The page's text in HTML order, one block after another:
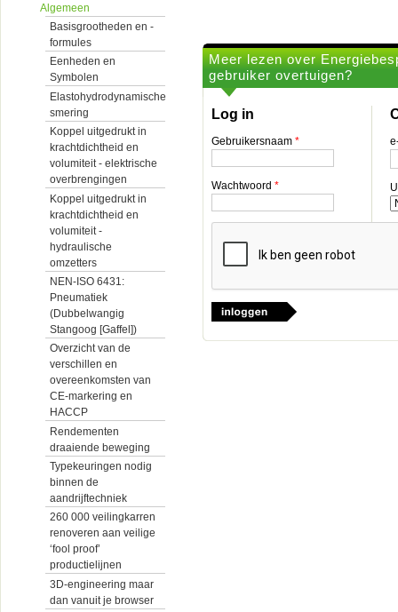
Algemeen
Basisgrootheden en -
formules
Eenheden en
Symbolen
Elastohydrodynamische
smering
Koppel uitgedrukt in
krachtdichtheid en
volumiteit - elektrische
overbrengingen
Koppel uitgedrukt in
krachtdichtheid en
volumiteit -
hydraulische
omzetters
NEN-ISO 6431:
Pneumatiek
(Dubbelwangig
Stangoog [Gaffel])
Overzicht van de
verschillen en
overeenkomsten van
CE-markering en
HACCP
Rendementen
draaiende beweging
Typekeuringen nodig
binnen de
aandrijftechniek
260 000 veilingkarren
renoveren aan veilige
‘fool proof’
productielijnen
3D-engineering maar
dan vanuit je browser
Meer lezen over
gebruiker overtuigen?
Log in
Gebruikersnaam *
Wachtwoord *